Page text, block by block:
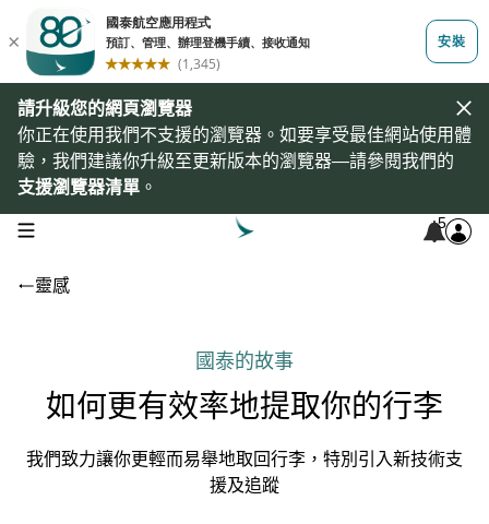
請升級您的網頁瀏覽器
你正在使用我們不支援的瀏覽器。如要享受最佳網站使用體
驗，我們建議你升級至更新版本的瀏覽器—請參閱我們的
支援瀏覽器清單 。
open navigation menu 5
靈感
國泰的故事
如何更有效率地提取你的行李
我們致力讓你更輕而易舉地取回行李，特別引入新技術支
援及追蹤